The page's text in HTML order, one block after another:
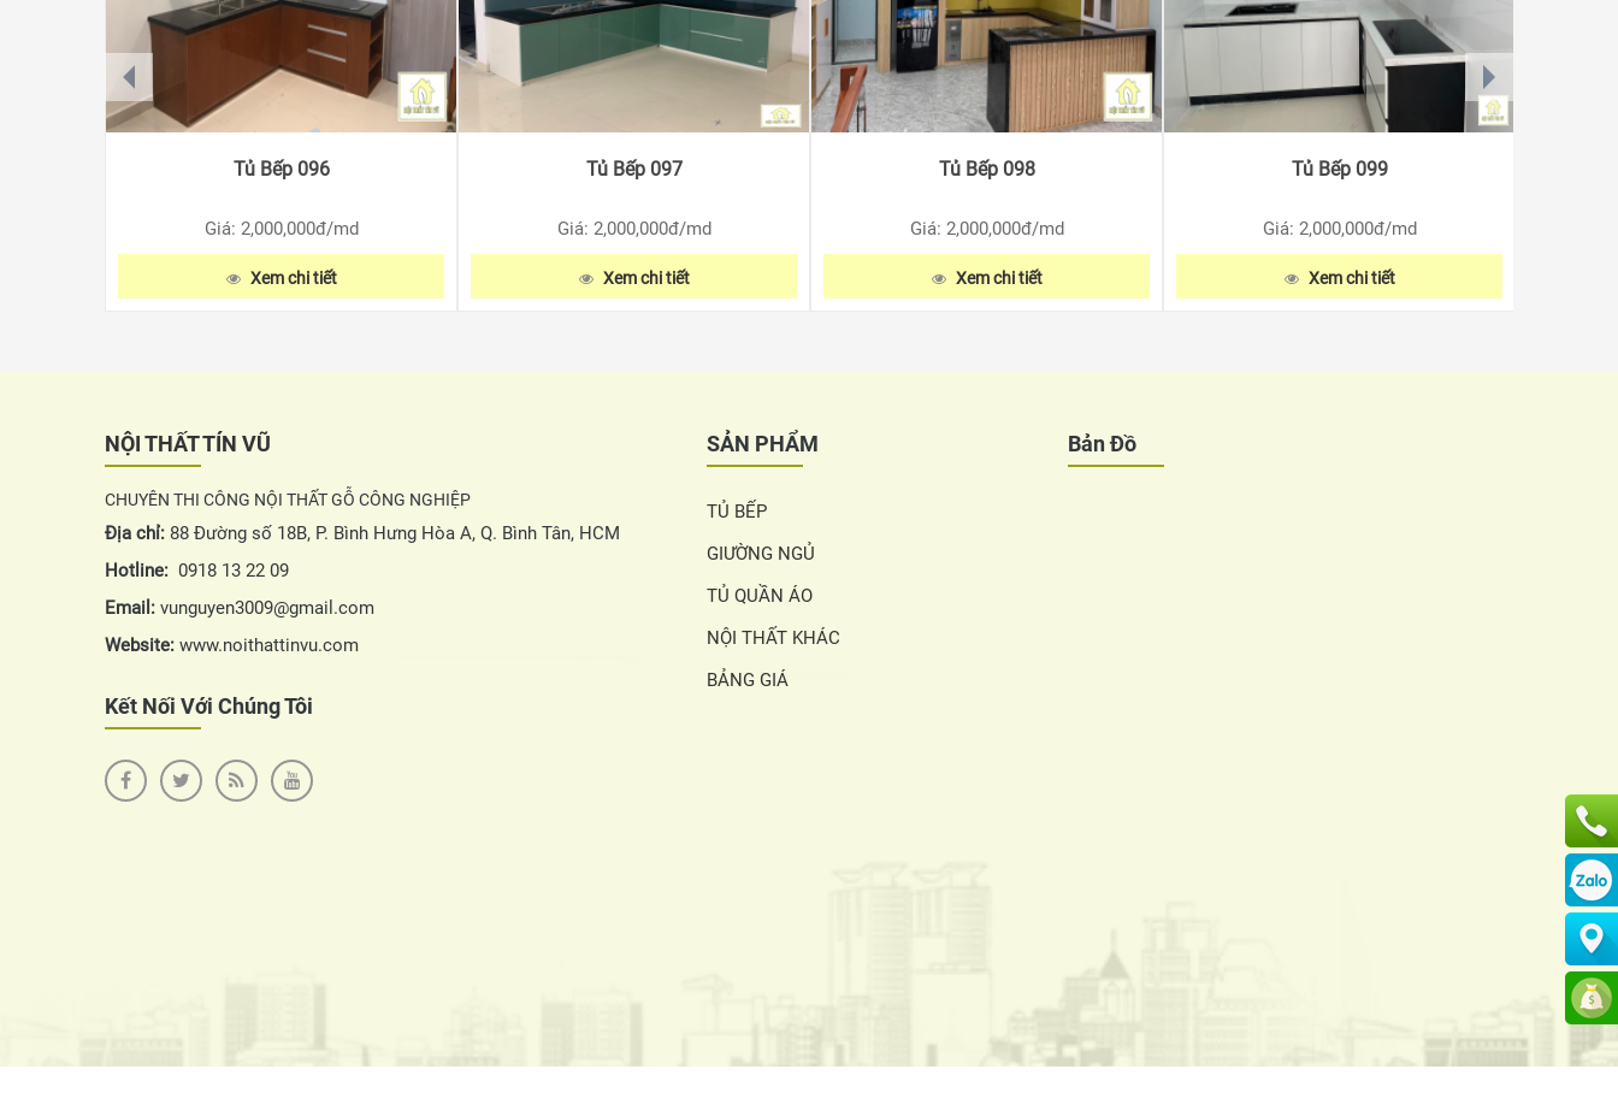
Tủ Bếp 096
Giá: 2,000,000đ/md
Xem chi tiết
Tủ Bếp 097
Giá: 2,000,000đ/md
Xem chi tiết
Tủ Bếp 098
Giá: 2,000,000đ/md
Xem chi tiết
Tủ Bếp 099
Giá: 2,000,000đ/md
Xem chi tiết
prev next
NỘI THẤT TÍN VŨ
CHUYÊN THI CÔNG NỘI THẤT GỖ CÔNG NGHIỆP
Địa chỉ: 88 Đường số 18B, P. Bình Hưng Hòa A, Q. Bình Tân, HCM
Hotline: 0918 13 22 09
Email: vunguyen3009@gmail.com
Website: www.noithattinvu.com
Kết Nối Với Chúng Tôi
SẢN PHẨM
TỦ BẾP
GIƯỜNG NGỦ
TỦ QUẦN ÁO
NỘI THẤT KHÁC
BẢNG GIÁ
Bản Đồ